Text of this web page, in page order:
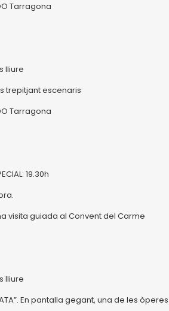
Tarragona
lliure
trepitjant escenaris
Tarragona
19.30h
visita guiada al Convent del Carme
lliure
En pantalla gegant, una de les